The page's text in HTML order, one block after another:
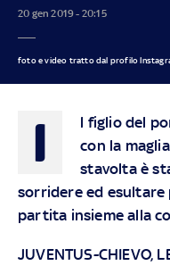
20 gen 2019 - 20:15
foto e video tratto dal profilo
I
l figlio del
con la
stavolta è
sorridere ed esultare
partita insieme alla
JUVENTUS-CHIEVO,